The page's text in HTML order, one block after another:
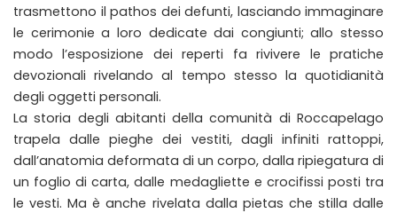
trasmettono il pathos dei defunti, lasciando immaginare
le cerimonie a loro dedicate dai congiunti; allo stesso
modo l’esposizione dei reperti fa rivivere le pratiche
devozionali rivelando al tempo stesso la quotidianità
degli oggetti personali.
La storia degli abitanti della comunità di Roccapelago
trapela dalle pieghe dei vestiti, dagli infiniti rattoppi,
dall’anatomia deformata di un corpo, dalla ripiegatura di
un foglio di carta, dalle medagliette e crocifissi posti tra
le vesti. Ma è anche rivelata dalla pietas che stilla dalle